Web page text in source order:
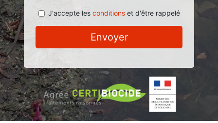
J'accepte les conditionset d'être rappelé
Envoyer